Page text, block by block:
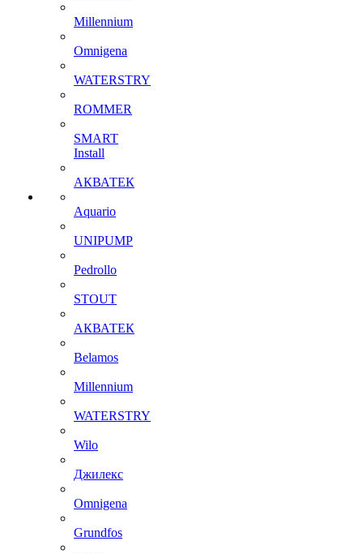
Millennium
Omnigena
WATERSTRY
ROMMER
SMART
Install
АКВАТЕК
Aquario
UNIPUMP
Pedrollo
STOUT
АКВАТЕК
Belamos
Millennium
WATERSTRY
Wilo
Джилекс
Omnigena
Grundfos